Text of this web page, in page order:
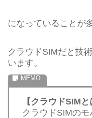
になっていることが
クラウドSIMだと技
います。
【クラウドSIMと
クラウドSIMの